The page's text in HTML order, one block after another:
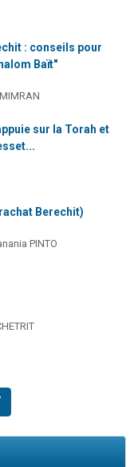
: conseils pour
Baït"
sur la Torah et
Berechit)
PINTO